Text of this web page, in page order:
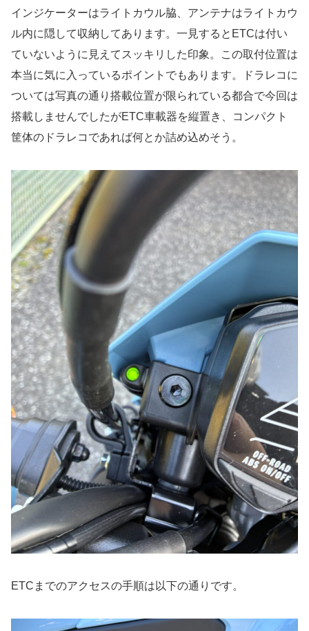
インジケーターはライトカウル脇、アンテナはライトカウ
ル内に隠して収納してあります。一見するとETCは付い
ていないように見えてスッキリした印象。この取付位置は
本当に気に入っているポイントでもあります。ドラレコに
ついては写真の通り搭載位置が限られている都合で今回は
搭載しませんでしたがETC車載器を縦置き、コンパクト
筐体のドラレコであれば何とか詰め込めそう。
ETCまでのアクセスの手順は以下の通りです。